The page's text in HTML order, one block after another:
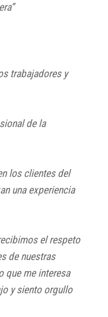
trabajadores y
de la
los clientes del
una experiencia
el respeto
de nuestras
que me interesa
y siento orgullo